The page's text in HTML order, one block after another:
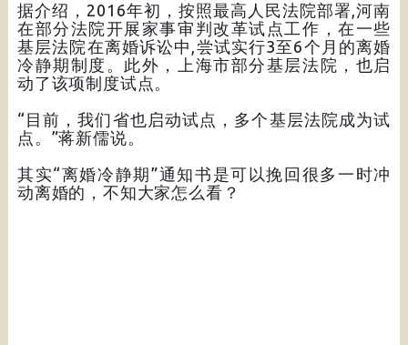
据介绍，2016年初，按照最高人民法院部署,河南
在部分法院开展家事审判改革试点工作，在一些
基层法院在离婚诉讼中,尝试实行3至6个月的离婚
冷静期制度。此外，上海市部分基层法院，也启
动了该项制度试点。
“目前，我们省也启动试点，多个基层法院成为试
点。”蒋新儒说。
其实“离婚冷静期”通知书是可以挽回很多一时冲
动离婚的，不知大家怎么看？